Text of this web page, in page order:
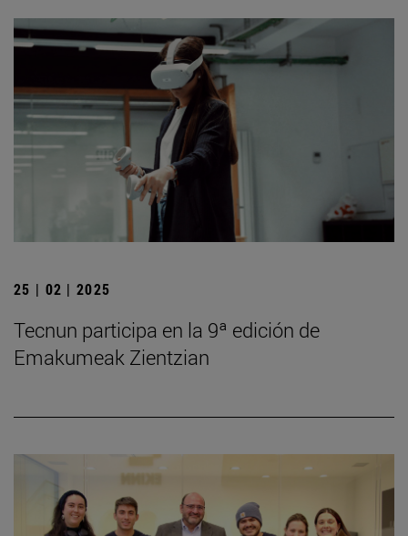
25 | 02 | 2025
Tecnun participa en la 9ª edición de
Emakumeak Zientzian